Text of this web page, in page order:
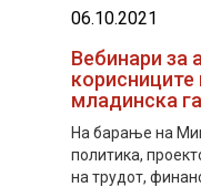
06.10.2021
Вебинари за
младинска
На барање на
политика,
на трудот,